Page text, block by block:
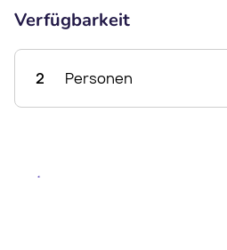
Verfügbarkeit
2 Personen